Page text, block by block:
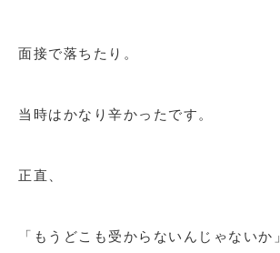
面接で落ちたり。
当時はかなり辛かったです。
正直、
「もうどこも受からないんじゃないか」